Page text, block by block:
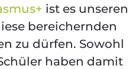
ist es unseren
bereichernden
zu dürfen. Sowohl
haben damit